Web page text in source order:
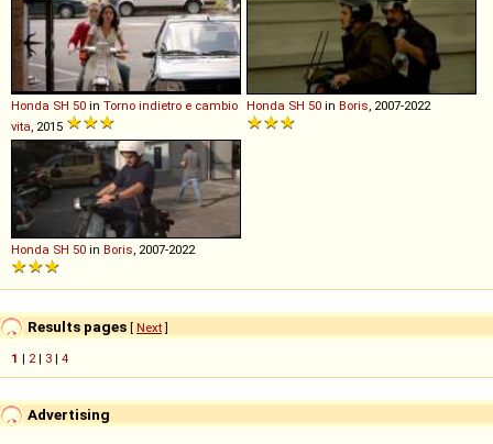
Honda SH 50 in Torno indietro e cambio
vita, 2015
Honda SH 50 in Boris, 2007-2022
Honda SH 50 in Boris, 2007-2022
Results pages [ Next]
1 | 2| 3 | 4
Advertising